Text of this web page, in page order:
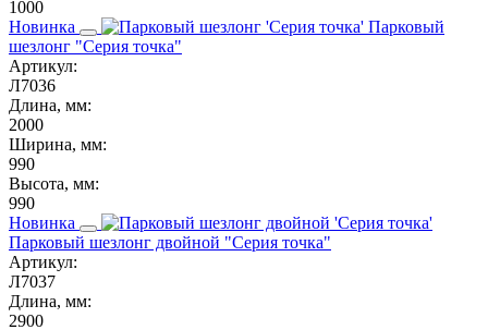
1000
Новинка
Парковый
шезлонг "Серия точка"
Артикул:
Л7036
Длина, мм:
2000
Ширина, мм:
990
Высота, мм:
990
Новинка
Парковый шезлонг двойной "Серия точка"
Артикул:
Л7037
Длина, мм:
2900